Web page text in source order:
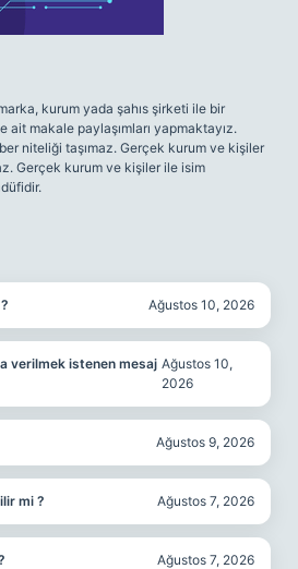
kurum yada şahıs şirketi ile bir
ait makale paylaşımları yapmaktayız.
niteliği taşımaz. Gerçek kurum ve kişiler
Gerçek kurum ve kişiler ile isim
Ağustos 10, 2026
verilmek istenen mesaj Ağustos 10,
2026
Ağustos 9, 2026
mi ? Ağustos 7, 2026
Ağustos 7, 2026